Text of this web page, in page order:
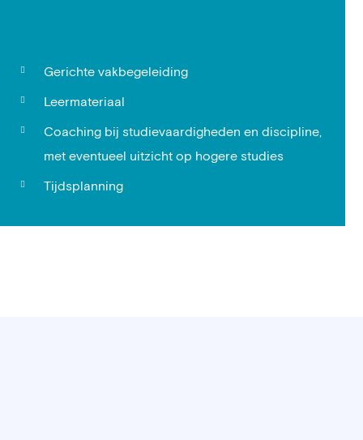
Gerichte vakbegeleiding
Leermateriaal
Coaching bij studievaardigheden en discipline,
met eventueel uitzicht op hogere studies
Tijdsplanning